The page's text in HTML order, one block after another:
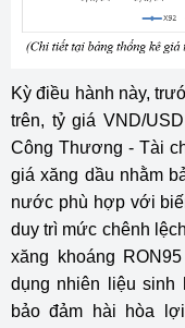
Kỳ điều hành này,
trên, tỷ giá VND/
Công Thương - Tài
giá xăng dầu nhằm
nước phù hợp với
duy trì mức chênh
xăng khoáng
dụng nhiên liệu sinh
bảo đảm hài hòa